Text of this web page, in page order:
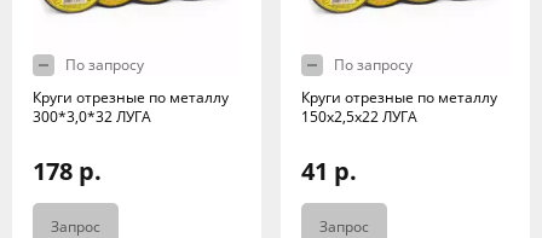
По запросу
Круги отрезные по металлу
300*3,0*32 ЛУГА
178 р.
Запрос
По запросу
Круги отрезные по металлу
150х2,5х22 ЛУГА
41 р.
Запрос